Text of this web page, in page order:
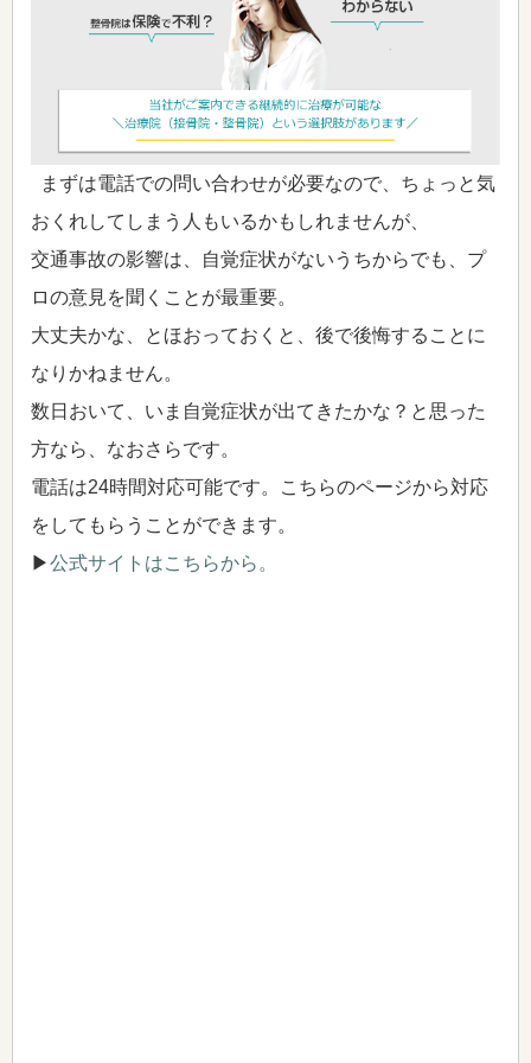
まずは電話での問い合わせが必要なので、ちょっと気
おくれしてしまう人もいるかもしれませんが、
交通事故の影響は、自覚症状がないうちからでも、プ
ロの意見を聞くことが最重要。
大丈夫かな、とほおっておくと、後で後悔することに
なりかねません。
数日おいて、いま自覚症状が出てきたかな？と思った
方なら、なおさらです。
電話は24時間対応可能です。こちらのページから対応
をしてもらうことができます。
▶公式サイトはこちらから。